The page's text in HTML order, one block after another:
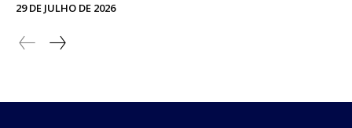
29 DE JULHO DE 2026